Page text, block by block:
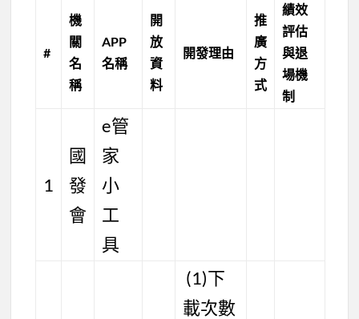
#
機
關
名
稱
APP
名稱
開
放
資
料
開發理由
推
廣
方
式
績效
評估
與退
場機
制
1
國
發
會
e管
家
小
工
具
(1)下
載次數